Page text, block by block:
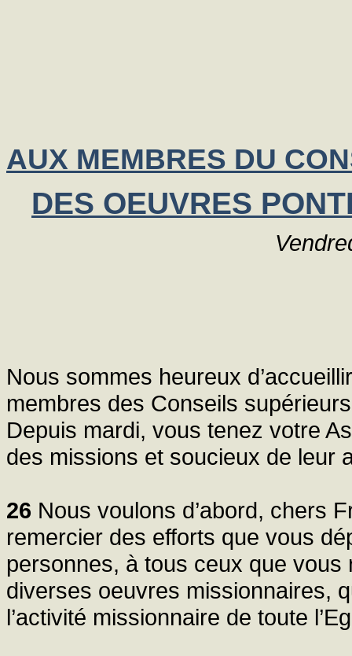
AUX MEMBRES DU
DES OEUVRES
Nous sommes heureux
membres des Conseils
Depuis mardi, vous tenez votre
des missions et soucieux de leur
26 Nous voulons d’abord, chers
remercier des efforts que vous
personnes, à tous ceux que
diverses oeuvres missionnaires,
l’activité missionnaire de toute